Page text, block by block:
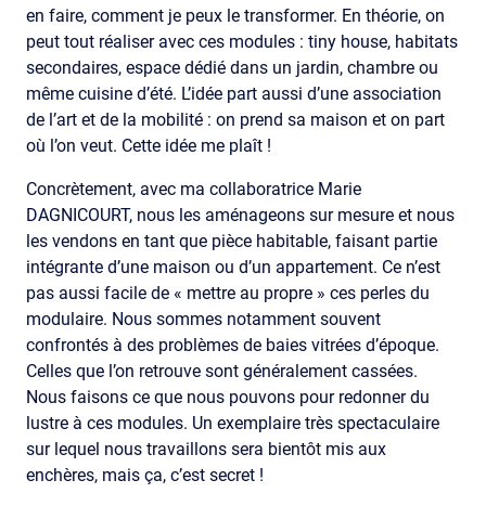
en faire, comment je peux le transformer. En théorie, on
peut tout réaliser avec ces modules : tiny house, habitats
secondaires, espace dédié dans un jardin, chambre ou
même cuisine d’été. L’idée part aussi d’une association
de l’art et de la mobilité : on prend sa maison et on part
où l’on veut. Cette idée me plaît !
Concrètement, avec ma collaboratrice Marie
DAGNICOURT, nous les aménageons sur mesure et nous
les vendons en tant que pièce habitable, faisant partie
intégrante d’une maison ou d’un appartement. Ce n’est
pas aussi facile de « mettre au propre » ces perles du
modulaire. Nous sommes notamment souvent
confrontés à des problèmes de baies vitrées d’époque.
Celles que l’on retrouve sont généralement cassées.
Nous faisons ce que nous pouvons pour redonner du
lustre à ces modules. Un exemplaire très spectaculaire
sur lequel nous travaillons sera bientôt mis aux
enchères, mais ça, c’est secret !